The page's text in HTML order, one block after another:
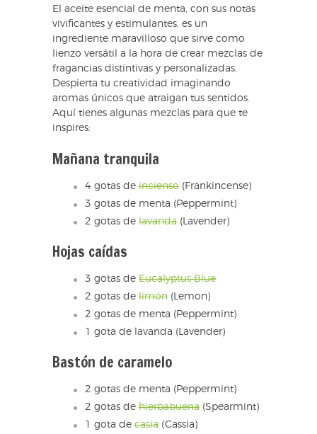
El aceite esencial de menta, con sus notas
vivificantes y estimulantes, es un
ingrediente maravilloso que sirve como
lienzo versátil a la hora de crear mezclas de
fragancias distintivas y personalizadas.
Despierta tu creatividad imaginando
aromas únicos que atraigan tus sentidos.
Aquí tienes algunas mezclas para que te
inspires:
Mañana tranquila
4 gotas de incienso (Frankincense)
3 gotas de menta (Peppermint)
2 gotas de lavanda (Lavender)
Hojas caídas
3 gotas de Eucalyptus Blue
2 gotas de limón (Lemon)
2 gotas de menta (Peppermint)
1 gota de lavanda (Lavender)
Bastón de caramelo
2 gotas de menta (Peppermint)
2 gotas de hierbabuena (Spearmint)
1 gota de casia (Cassia)